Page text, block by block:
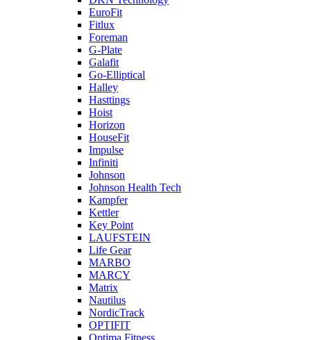
EuroFit
Fitlux
Foreman
G-Plate
Galafit
Go-Elliptical
Halley
Hasttings
Hoist
Horizon
HouseFit
Impulse
Infiniti
Johnson
Johnson Health Tech
Kampfer
Kettler
Key Point
LAUFSTEIN
Life Gear
MARBO
MARCY
Matrix
Nautilus
NordicTrack
OPTIFIT
Optima Fitness